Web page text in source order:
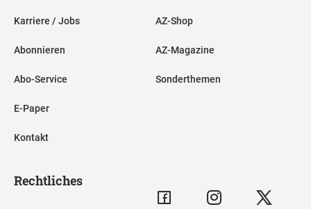
Karriere / Jobs
Abonnieren
Abo-Service
E-Paper
Kontakt
AZ-Shop
AZ-Magazine
Sonderthemen
Rechtliches